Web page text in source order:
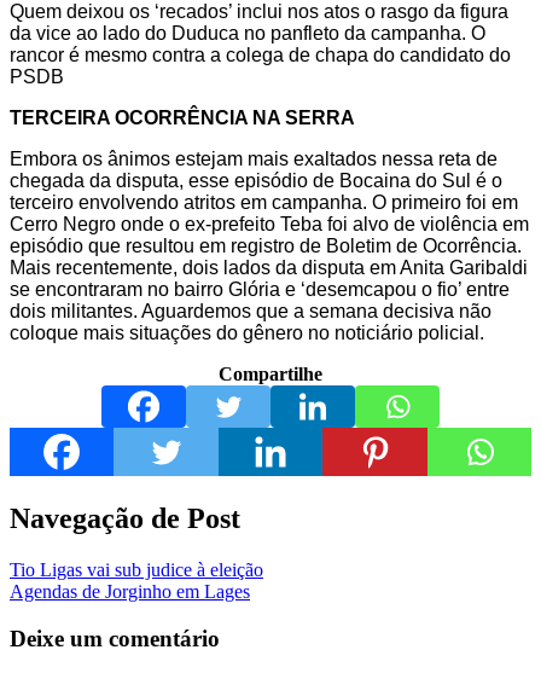
Quem deixou os ‘recados’ inclui nos atos o rasgo da figura
da vice ao lado do Duduca no panfleto da campanha. O
rancor é mesmo contra a colega de chapa do candidato do
PSDB
TERCEIRA OCORRÊNCIA NA SERRA
Embora os ânimos estejam mais exaltados nessa reta de
chegada da disputa, esse episódio de Bocaina do Sul é o
terceiro envolvendo atritos em campanha. O primeiro foi em
Cerro Negro onde o ex-prefeito Teba foi alvo de violência em
episódio que resultou em registro de Boletim de Ocorrência.
Mais recentemente, dois lados da disputa em Anita Garibaldi
se encontraram no bairro Glória e ‘desemcapou o fio’ entre
dois militantes. Aguardemos que a semana decisiva não
coloque mais situações do gênero no noticiário policial.
Compartilhe
Navegação de Post
Tio Ligas vai sub judice à eleição
Agendas de Jorginho em Lages
Deixe um comentário